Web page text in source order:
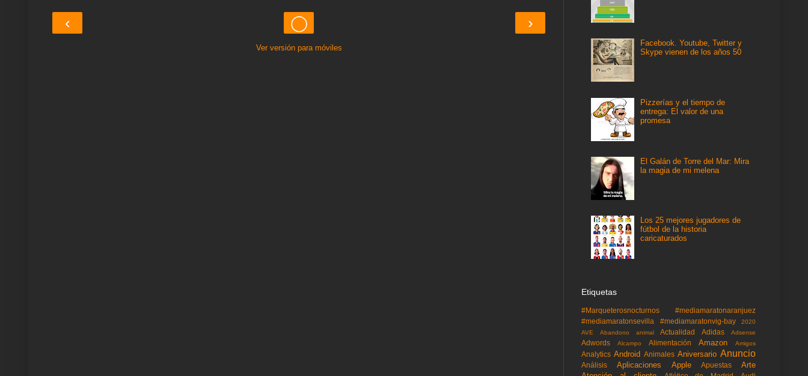
‹ ›
◯
Ver versión para móviles
Facebook. Youtube, Twitter y
Skype vienen de los años 50
Pizzerías y el tiempo de
entrega: El valor de una
promesa
El Galán de Torre del Mar: Mira
la magia de mi melena
Los 25 mejores jugadores de
fútbol de la historia
caricaturados
Etiquetas
#Marqueterosnocturnos
#mediamaratonaranjuez
#mediamaratonsevilla
#mediamaratonvig-bay
2020
AVE
Abandono animal Actualidad Adidas Adsense
Adwords Alcampo Alimentación Amazon Amigos
Analytics Android Animales Aniversario Anuncio
Análisis Aplicaciones Apple Apuestas
Arte